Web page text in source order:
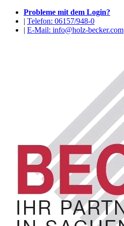
Probleme mit dem Login?
| Telefon: 06157/948-0
| E-Mail: info@holz-becker.com